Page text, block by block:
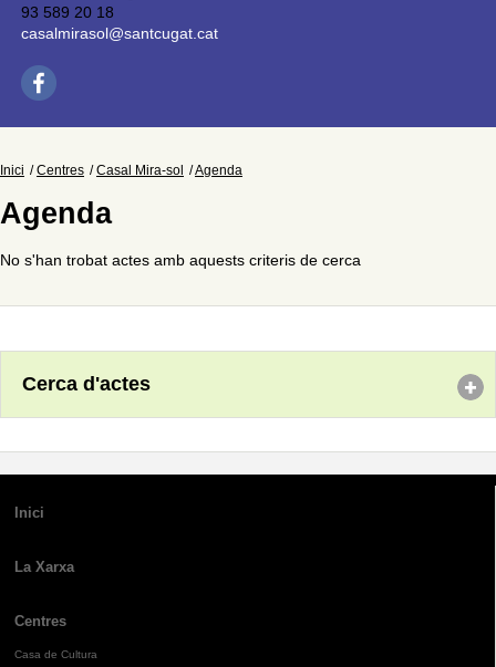
93 589 20 18
casalmirasol@santcugat.cat
Inici Centres Casal Mira-sol Agenda
Agenda
No s'han trobat actes amb aquests criteris de cerca
Cerca d'actes
Inici
La Xarxa
Centres
Casa de Cultura